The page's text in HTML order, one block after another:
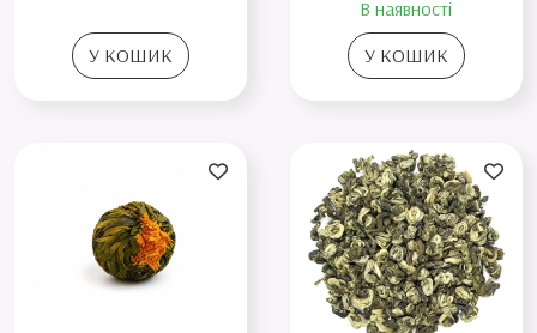
У КОШИК
В наявності
У КОШИК